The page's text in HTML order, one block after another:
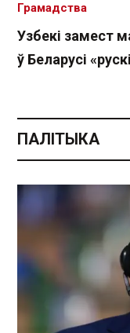
Узбекі замест
ў Беларусі
Грамадства
ПАЛІТЫКА